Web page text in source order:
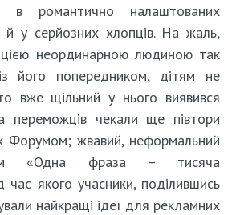
романтично налаштованих
а й у серйозних хлопців. На жаль,
цією неординарною людиною так
його попередником, дітям не
вже щільний у нього виявився
переможців чекали ще півтори
Форумом; жвавий, неформальний
«Одна фраза – тисяча
час якого учасники, поділившись
найкращі ідеї для рекламних